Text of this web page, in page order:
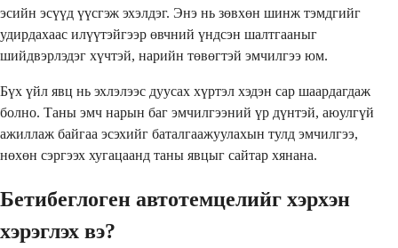
эсийн эсүүд үүсгэж эхэлдэг. Энэ нь зөвхөн шинж тэмдгийг
удирдахаас илүүтэйгээр өвчний үндсэн шалтгааныг
шийдвэрлэдэг хүчтэй, нарийн төвөгтэй эмчилгээ юм.
Бүх үйл явц нь эхлэлээс дуусах хүртэл хэдэн сар шаардагдаж
болно. Таны эмч нарын баг эмчилгээний үр дүнтэй, аюулгүй
ажиллаж байгаа эсэхийг баталгаажуулахын тулд эмчилгээ,
нөхөн сэргээх хугацаанд таны явцыг сайтар хянана.
Бетибеглоген автотемцелийг хэрхэн
хэрэглэх вэ?